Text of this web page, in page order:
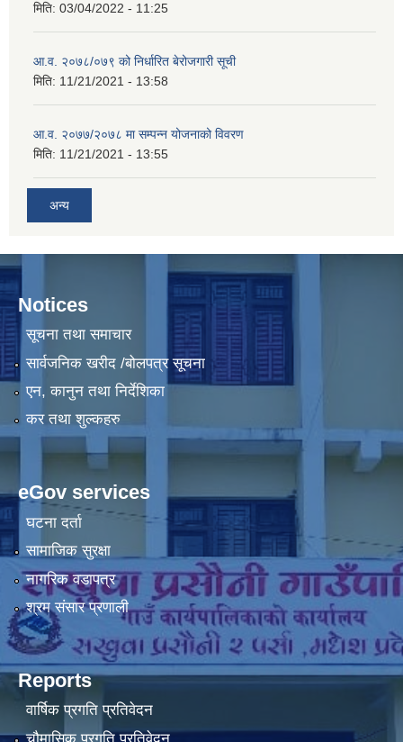
मिति: 03/04/2022 - 11:25
आ.व. २०७८/०७९ को निर्धारित बेरोजगारी सूची
मिति: 11/21/2021 - 13:58
आ.व. २०७७/२०७८ मा सम्पन्न योजनाको विवरण
मिति: 11/21/2021 - 13:55
अन्य
Notices
सूचना तथा समाचार
सार्वजनिक खरीद /बोलपत्र सूचना
एन, कानुन तथा निर्देशिका
कर तथा शुल्कहरु
eGov services
घटना दर्ता
सामाजिक सुरक्षा
नागरिक वडापत्र
श्रम संसार प्रणाली
Reports
वार्षिक प्रगति प्रतिवेदन